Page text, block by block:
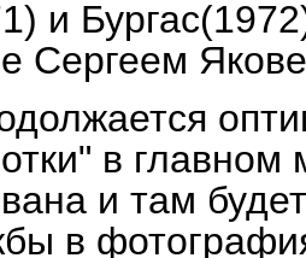
и
Сергеем
в
и там
в